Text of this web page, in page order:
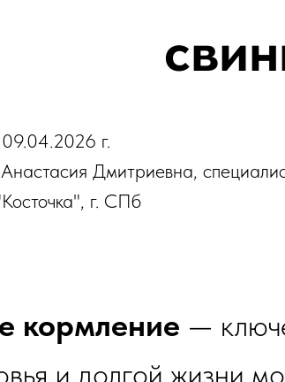
г.
Дмитриевна,
г. СПб
кормление —
и долгой жизни